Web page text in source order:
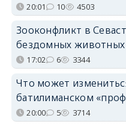
20:01 10 4503
Зооконфликт в
бездомных
17:02 6 3344
Что может
батилиманском
20:00 5 3714